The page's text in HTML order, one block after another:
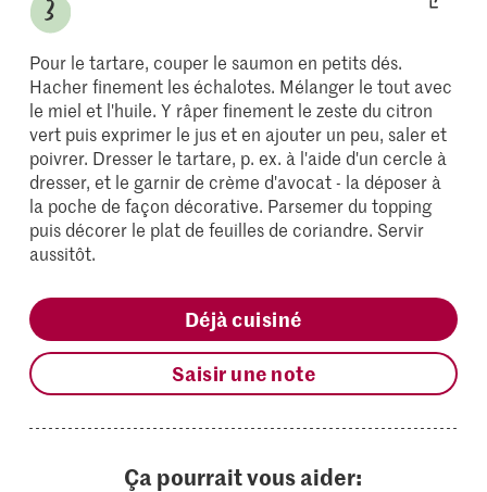
Pour le tartare, couper le saumon en petits dés.
Hacher finement les échalotes. Mélanger le tout avec
le miel et l'huile. Y râper finement le zeste du citron
vert puis exprimer le jus et en ajouter un peu, saler et
poivrer. Dresser le tartare, p. ex. à l'aide d'un cercle à
dresser, et le garnir de crème d'avocat - la déposer à
la poche de façon décorative. Parsemer du topping
puis décorer le plat de feuilles de coriandre. Servir
aussitôt.
Déjà cuisiné
Saisir une note
Ça pourrait vous aider: